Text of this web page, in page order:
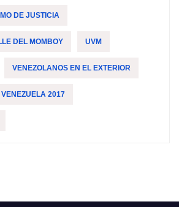
DE JUSTICIA
DEL MOMBOY UVM
VENEZOLANOS EN EL EXTERIOR
VENEZUELA 2017